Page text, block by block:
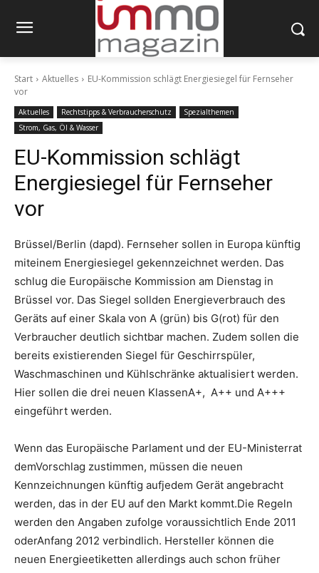
Start Aktuelles
EU-Kommission schlägt Energiesiegel für Fernseher
vor
Aktuelles Rechtstipps & Verbraucherschutz
Spezialthemen
Strom, Gas, Öl & Wasser
EU-Kommission schlägt
Energiesiegel für Fernseher
vor
Brüssel/Berlin (dapd). Fernseher sollen in Europa künftig
miteinem Energiesiegel gekennzeichnet werden. Das
schlug die Europäische Kommission am Dienstag in
Brüssel vor. Das Siegel sollden Energieverbrauch des
Geräts auf einer Skala von A (grün) bis G(rot) für den
Verbraucher deutlich sichtbar machen. Zudem sollen die
bereits existierenden Siegel für Geschirrspüler,
Waschmaschinen und Kühlschränke aktualisiert werden.
Hier sollen die drei neuen KlassenA+, A++ und A+++
eingeführt werden.
Wenn das Europäische Parlament und der EU-Ministerrat
demVorschlag zustimmen, müssen die neuen
Kennzeichnungen künftig aufjedem Gerät angebracht
werden, das in der EU auf den Markt kommt.Die Regeln
werden den Angaben zufolge voraussichtlich Ende 2011
oderAnfang 2012 verbindlich. Hersteller können die
neuen Energieetiketten allerdings auch schon früher